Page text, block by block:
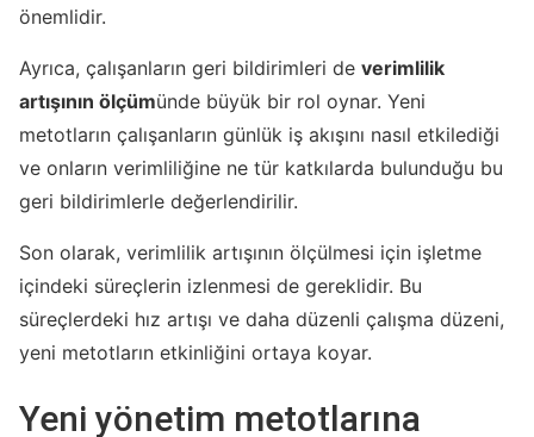
önemlidir.
Ayrıca, çalışanların geri bildirimleri de verimlilik
artışının ölçümünde büyük bir rol oynar. Yeni
metotların çalışanların günlük iş akışını nasıl etkilediği
ve onların verimliliğine ne tür katkılarda bulunduğu bu
geri bildirimlerle değerlendirilir.
Son olarak, verimlilik artışının ölçülmesi için işletme
içindeki süreçlerin izlenmesi de gereklidir. Bu
süreçlerdeki hız artışı ve daha düzenli çalışma düzeni,
yeni metotların etkinliğini ortaya koyar.
Yeni yönetim metotlarına